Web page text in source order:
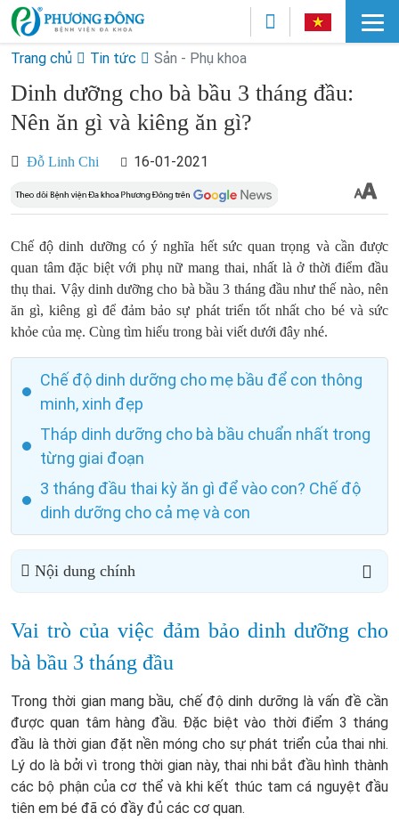
Trang chủ Tin tức Sản - Phụ khoa
Dinh dưỡng cho bà bầu 3 tháng đầu:
Nên ăn gì và kiêng ăn gì?
Đỗ Linh Chi 16-01-2021
Chế độ dinh dưỡng có ý nghĩa hết sức quan trọng và cần được
quan tâm đặc biệt với phụ nữ mang thai, nhất là ở thời điểm đầu
thụ thai. Vậy dinh dưỡng cho bà bầu 3 tháng đầu như thế nào, nên
ăn gì, kiêng gì để đảm bảo sự phát triển tốt nhất cho bé và sức
khỏe của mẹ. Cùng tìm hiểu trong bài viết dưới đây nhé.
Chế độ dinh dưỡng cho mẹ bầu để con thông
minh, xinh đẹp
Tháp dinh dưỡng cho bà bầu chuẩn nhất trong
từng giai đoạn
3 tháng đầu thai kỳ ăn gì để vào con? Chế độ
dinh dưỡng cho cả mẹ và con
Nội dung chính
Vai trò của việc đảm bảo dinh dưỡng cho
bà bầu 3 tháng đầu
Trong thời gian mang bầu, chế độ dinh dưỡng là vấn đề cần
được quan tâm hàng đầu. Đặc biệt vào thời điểm 3 tháng
đầu là thời gian đặt nền móng cho sự phát triển của thai nhi.
Lý do là bởi vì trong thời gian này, thai nhi bắt đầu hình thành
các bộ phận của cơ thể và khi kết thúc tam cá nguyệt đầu
tiên em bé đã có đầy đủ các cơ quan.